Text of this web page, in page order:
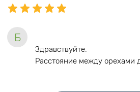
Б
Здравствуйте.
Расстояние между орехами